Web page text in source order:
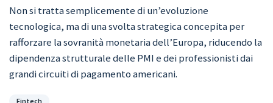
Non si tratta semplicemente di un’evoluzione
tecnologica, ma di una svolta strategica concepita per
rafforzare la sovranità monetaria dell’Europa, riducendo la
dipendenza strutturale delle PMI e dei professionisti dai
grandi circuiti di pagamento americani.
Categorie
Fintech